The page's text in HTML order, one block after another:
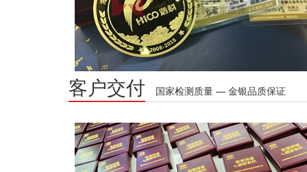
客户交付 国家检测质量 — 金银品质保证